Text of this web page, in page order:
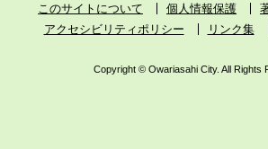
このサイトについて 個人情報保護
アクセシビリティポリシー
リンク集
Copyright © Owariasahi City. All Rights